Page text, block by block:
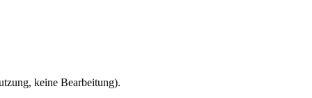
keine Bearbeitung).